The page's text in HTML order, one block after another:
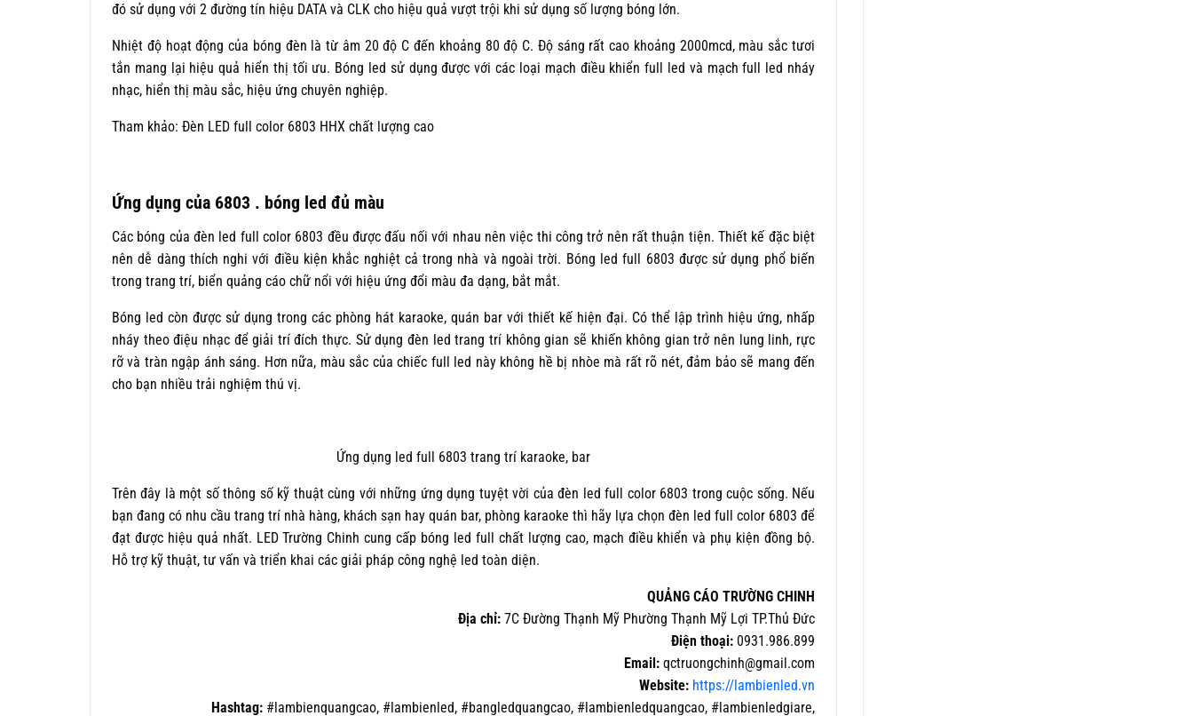
đó sử dụng với 2 đường tín hiệu DATA và CLK cho hiệu quả vượt trội khi sử dụng số lượng bóng lớn.
Nhiệt độ hoạt động của bóng đèn là từ âm 20 độ C đến khoảng 80 độ C. Độ sáng rất cao khoảng 2000mcd, màu sắc tươi
tắn mang lại hiệu quả hiển thị tối ưu. Bóng led sử dụng được với các loại mạch điều khiển full led và mạch full led nháy
nhạc, hiển thị màu sắc, hiệu ứng chuyên nghiệp.
Tham khảo: Đèn LED full color 6803 HHX chất lượng cao
Ứng dụng của 6803 . bóng led đủ màu
Các bóng của đèn led full color 6803 đều được đấu nối với nhau nên việc thi công trở nên rất thuận tiện. Thiết kế đặc biệt
nên dễ dàng thích nghi với điều kiện khắc nghiệt cả trong nhà và ngoài trời. Bóng led full 6803 được sử dụng phổ biến
trong trang trí, biển quảng cáo chữ nổi với hiệu ứng đổi màu đa dạng, bắt mắt.
Bóng led còn được sử dụng trong các phòng hát karaoke, quán bar với thiết kế hiện đại. Có thể lập trình hiệu ứng, nhấp
nháy theo điệu nhạc để giải trí đích thực. Sử dụng đèn led trang trí không gian sẽ khiến không gian trở nên lung linh, rực
rỡ và tràn ngập ánh sáng. Hơn nữa, màu sắc của chiếc full led này không hề bị nhòe mà rất rõ nét, đảm bảo sẽ mang đến
cho bạn nhiều trải nghiệm thú vị.
Ứng dụng led full 6803 trang trí karaoke, bar
Trên đây là một số thông số kỹ thuật cùng với những ứng dụng tuyệt vời của đèn led full color 6803 trong cuộc sống. Nếu
bạn đang có nhu cầu trang trí nhà hàng, khách sạn hay quán bar, phòng karaoke thì hãy lựa chọn đèn led full color 6803 để
đạt được hiệu quả nhất. LED Trường Chinh cung cấp bóng led full chất lượng cao, mạch điều khiển và phụ kiện đồng bộ.
Hỗ trợ kỹ thuật, tư vấn và triển khai các giải pháp công nghệ led toàn diện.
QUẢNG CÁO TRƯỜNG CHINH
Địa chỉ: 7C Đường Thạnh Mỹ Phường Thạnh Mỹ Lợi TP.Thủ Đức
Điện thoại: 0931.986.899
Email: qctruongchinh@gmail.com
Website: https://lambienled.vn
Hashtag: #lambienquangcao, #lambienled, #bangledquangcao, #lambienledquangcao, #lambienledgiare,